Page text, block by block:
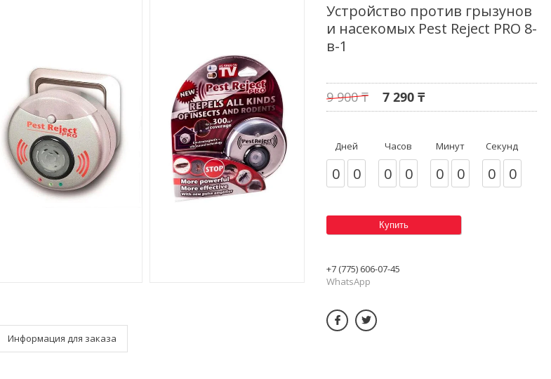
Информация для заказа
Устройство против грызунов
и насекомых Pest Reject PRO 8-
в-1
9 900 ₸ 7 290 ₸
Дней
0 0
Часов
0 0
Минут
0 0
Секунд
0 0
Купить
+7 (775) 606-07-45
WhatsApp